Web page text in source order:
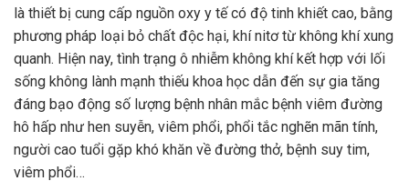
là thiết bị cung cấp nguồn oxy y tế có độ tinh khiết cao, bằng
phương pháp loại bỏ chất độc hại, khí nitơ từ không khí xung
quanh. Hiện nay, tình trạng ô nhiễm không khí kết hợp với lối
sống không lành mạnh thiếu khoa học dẫn đến sự gia tăng
đáng bạo động số lượng bệnh nhân mắc bệnh viêm đường
hô hấp như hen suyễn, viêm phổi, phổi tắc nghẽn mãn tính,
người cao tuổi gặp khó khăn về đường thở, bệnh suy tim,
viêm phổi…